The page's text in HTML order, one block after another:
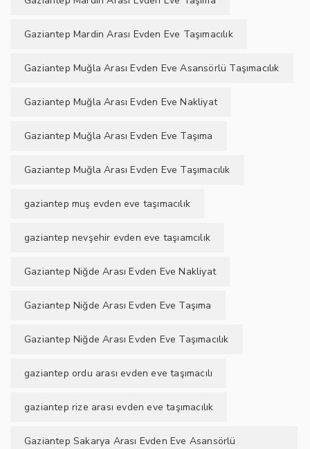
Gaziantep Mardin Arası Evden Eve Taşımacılık
Gaziantep Muğla Arası Evden Eve Asansörlü Taşımacılık
Gaziantep Muğla Arası Evden Eve Nakliyat
Gaziantep Muğla Arası Evden Eve Taşıma
Gaziantep Muğla Arası Evden Eve Taşımacılık
gaziantep muş evden eve taşımacılık
gaziantep nevşehir evden eve taşıamcılık
Gaziantep Niğde Arası Evden Eve Nakliyat
Gaziantep Niğde Arası Evden Eve Taşıma
Gaziantep Niğde Arası Evden Eve Taşımacılık
gaziantep ordu arası evden eve taşımacılı
gaziantep rize arası evden eve taşımacılık
Gaziantep Sakarya Arası Evden Eve Asansörlü